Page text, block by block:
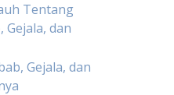
Tentang
Gejala, dan
Gejala, dan